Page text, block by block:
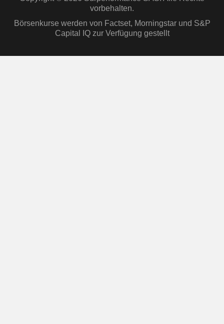
vorbehalten.
Börsenkurse werden von Factset, Morningstar und S&P
Capital IQ zur Verfügung gestellt